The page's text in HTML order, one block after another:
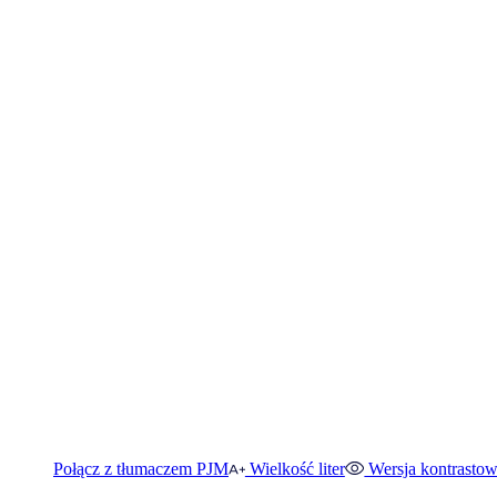
Połącz z tłumaczem PJM Wielkość liter Wersja